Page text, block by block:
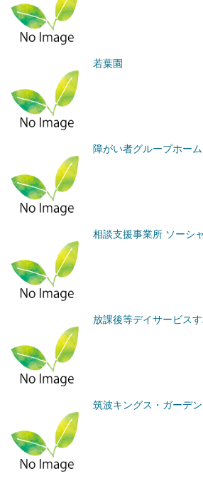
若葉園
障がい者グループホー
相談支援事業所 ソーシ
放課後等デイサービス
筑波キングス・ガーデ